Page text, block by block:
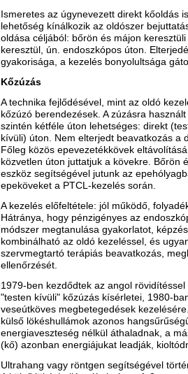
Ismeretes az úgynevezett direkt kőoldás
lehetőség kínálkozik az oldószer
oldása céljából: bőrön és májon
keresztül, ún. endoszkópos úton.
gyakorisága, a kezelés bonyolultsága
Kőzúzás
A technika fejlődésével, mint az oldó
kőzúzó berendezések. A zúzásra
szintén kétféle úton lehetséges: direkt
kívüli) úton. Nem elterjedt beavatkozás a
Főleg közös epevezetékkövek
közvetlen úton juttatjuk a kövekre. Bőrön
eszköz segítségével jutunk az
epeköveket a PTCL-kezelés során.
A kezelés előfeltétele: jól működő,
Hátránya, hogy pénzigényes az
módszer megtanulása gyakorlatot,
kombinálható az oldó kezeléssel, és
szervmegtartó terápiás beavatkozás,
ellenőrzését.
1979-ben kezdődtek az angol
"testen kívüli" kőzúzás kísérletei, 1980-
veseútköves megbetegedések
külső lökéshullámok azonos
energiaveszteség nélkül áthaladnak, a
(kő) azonban energiájukat leadják,
Ultrahang vagy röntgen segítségével